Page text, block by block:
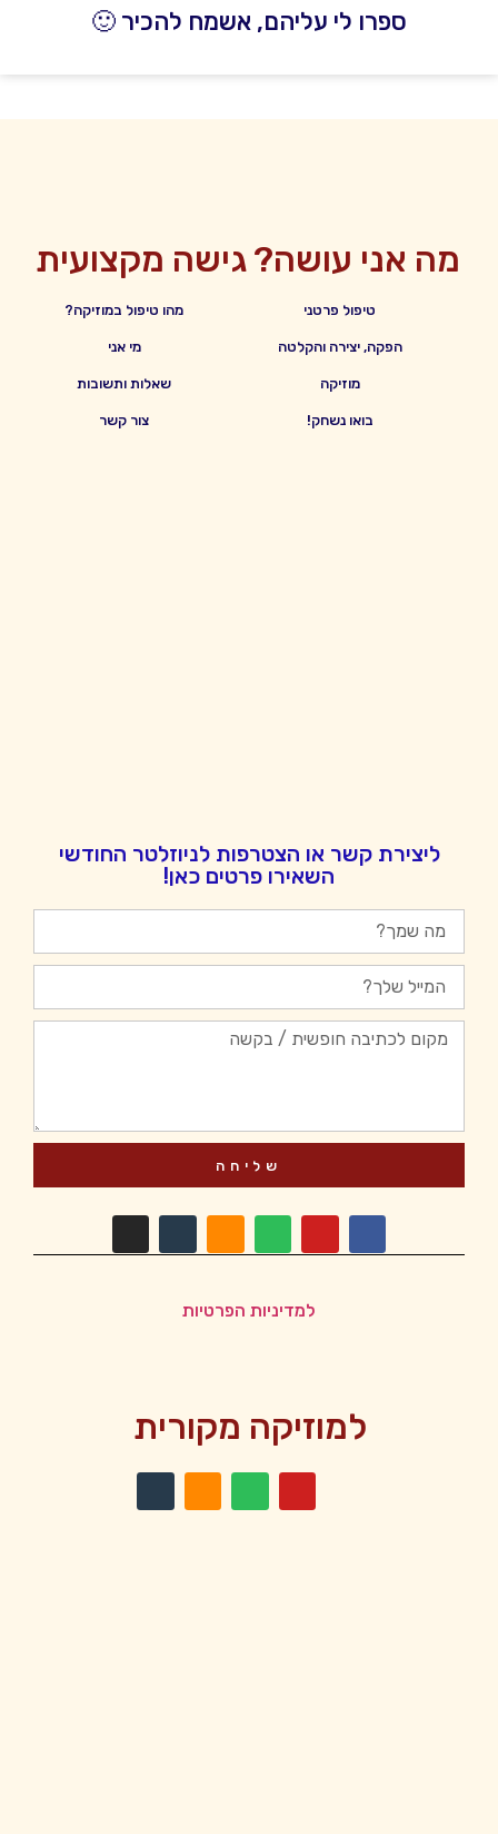
ספרו לי עליהם, אשמח להכיר 🙂
מה אני עושה?
טיפול פרטני
הפקה, יצירה והקלטה
מוזיקה
בואו נשחק!
גישה מקצועית
מהו טיפול במוזיקה?
מי אני
שאלות ותשובות
צור קשר
ליצירת קשר או הצטרפות לניוזלטר החודשי
השאירו פרטים כאן!
שליחה
למדיניות הפרטיות
למוזיקה מקורית